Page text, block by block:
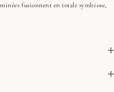
fusionnent en totale symbiose,
le look de votre table avec nos
vendu, notamment en ce qui